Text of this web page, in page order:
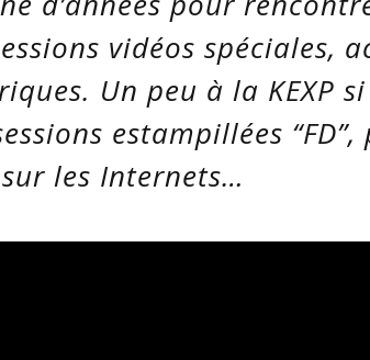
vidéos spéciales,
Un peu à la KEXP
estampillées
les Internets…